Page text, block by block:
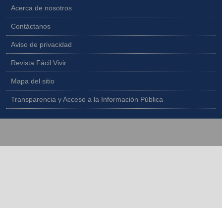
Acerca de nosotros
Contáctanos
Aviso de privacidad
Revista Fácil Vivir
Mapa del sitio
Transparencia y Acceso a la Información Pública